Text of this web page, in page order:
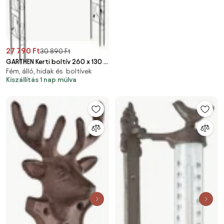
27 790 Ft30 890 Ft
GARTHEN Kerti boltív 260 x 130 x
38 cm
Fém, álló, hidak és boltívek
Kiszállítás 1 nap múlva